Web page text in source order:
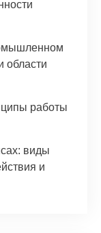
области
работы
виды
и